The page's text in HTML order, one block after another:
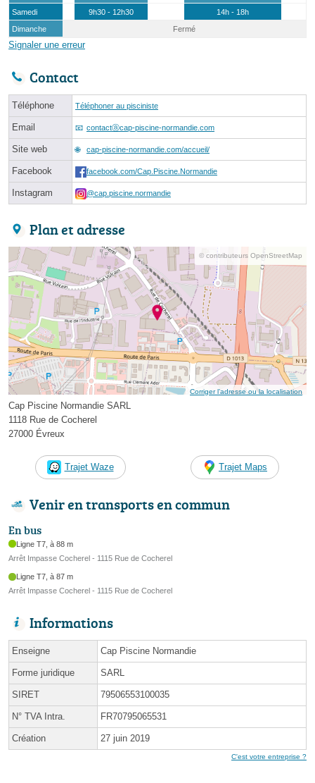
Samedi
9h30 - 12h30
14h - 18h
Dimanche
Fermé
Signaler une erreur
Contact
Téléphone Téléphoner au pisciniste
Email contactⓐcap-piscine-normandie.com
Site web cap-piscine-normandie.com/accueil/
Facebook facebook.com/Cap.Piscine.Normandie
Instagram @cap.piscine.normandie
Plan et adresse
© contributeurs OpenStreetMap
Corriger l’adresse ou la localisation
Cap Piscine Normandie SARL
1118 Rue de Cocherel
27000 Évreux
Trajet Waze Trajet Maps
Venir en transports en commun
En bus
Ligne T7, à 88 m
Arrêt Impasse Cocherel - 1115 Rue de Cocherel
Ligne T7, à 87 m
Arrêt Impasse Cocherel - 1115 Rue de Cocherel
Informations
Enseigne Cap Piscine Normandie
Forme juridique SARL
SIRET 79506553100035
N° TVA Intra. FR70795065531
Création 27 juin 2019
C'est votre entreprise ?